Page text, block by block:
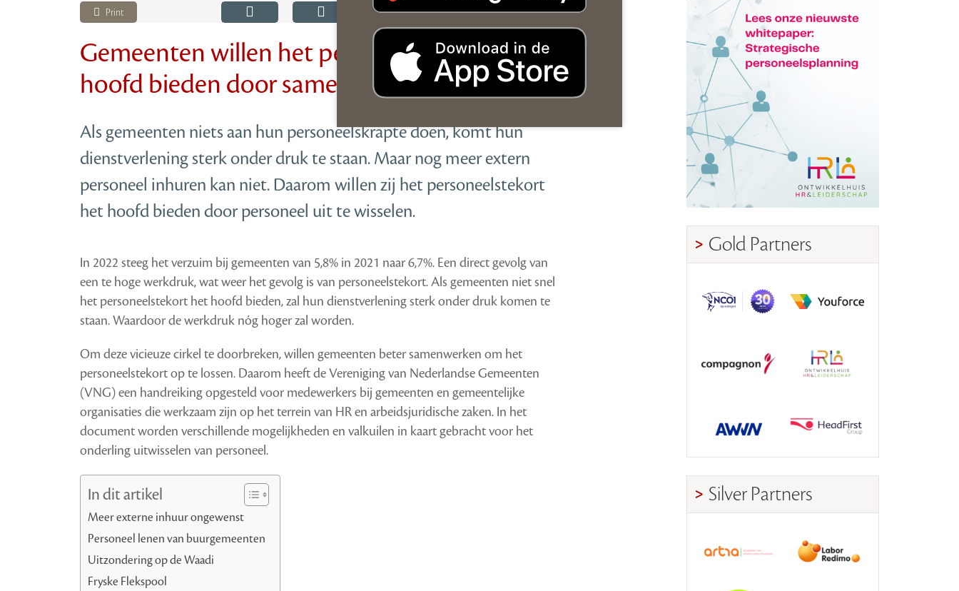
Print
Gemeenten willen het personeelstekort het
hoofd bieden door samen te werken
Als gemeenten niets aan hun personeelskrapte doen, komt hun
dienstverlening sterk onder druk te staan. Maar nog meer extern
personeel inhuren kan niet. Daarom willen zij het personeelstekort
het hoofd bieden door personeel uit te wisselen.
In 2022 steeg het verzuim bij gemeenten van 5,8% in 2021 naar 6,7%. Een direct gevolg van
een te hoge werkdruk, wat weer het gevolg is van personeelstekort. Als gemeenten niet snel
het personeelstekort het hoofd bieden, zal hun dienstverlening sterk onder druk komen te
staan. Waardoor de werkdruk nóg hoger zal worden.
Om deze vicieuze cirkel te doorbreken, willen gemeenten beter samenwerken om het
personeelstekort op te lossen. Daarom heeft de Vereniging van Nederlandse Gemeenten
(VNG) een handreiking opgesteld voor medewerkers bij gemeenten en gemeentelijke
organisaties die werkzaam zijn op het terrein van HR en arbeidsjuridische zaken. In het
document worden verschillende mogelijkheden en valkuilen in kaart gebracht voor het
onderling uitwisselen van personeel.
In dit artikel
Meer externe inhuur ongewenst
Personeel lenen van buurgemeenten
Uitzondering op de Waadi
Fryske Flekspool
Gold Partners
Silver Partners